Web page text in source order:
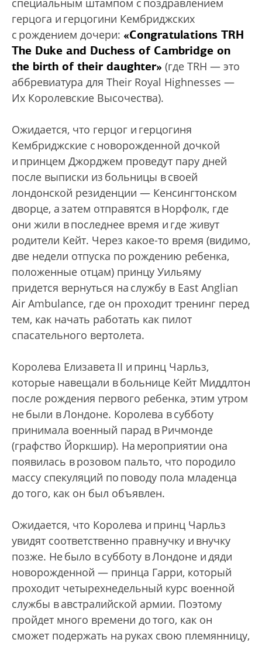
герцога и герцогини Кембриджских
с рождением дочери: «Congratulations TRH
The Duke and Duchess of Cambridge on
the birth of their daughter» (где TRH — это
аббревиатура для Their Royal Highnesses —
Их Королевские Высочества).
Ожидается, что герцог и герцогиня
Кембриджские с новорожденной дочкой
и принцем Джорджем проведут пару дней
после выписки из больницы в своей
лондонской резиденции — Кенсингтонском
дворце, а затем отправятся в Норфолк, где
они жили в последнее время и где живут
родители Кейт. Через какое-то время (видимо,
две недели отпуска по рождению ребенка,
положенные отцам) принцу Уильяму
придется вернуться на службу в East Anglian
Air Ambulance, где он проходит тренинг перед
тем, как начать работать как пилот
спасательного вертолета.
Королева Елизавета II и принц Чарльз,
которые навещали в больнице Кейт Миддлтон
после рождения первого ребенка, этим утром
не были в Лондоне. Королева в субботу
принимала военный парад в Ричмонде
(графство Йоркшир). На мероприятии она
появилась в розовом пальто, что породило
массу спекуляций по поводу пола младенца
до того, как он был объявлен.
Ожидается, что Королева и принц Чарльз
увидят соответственно правнучку и внучку
позже. Не было в субботу в Лондоне и дяди
новорожденной — принца Гарри, который
проходит четырехнедельный курс военной
службы в австралийской армии. Поэтому
пройдет много времени до того, как он
сможет подержать на руках свою племянницу,